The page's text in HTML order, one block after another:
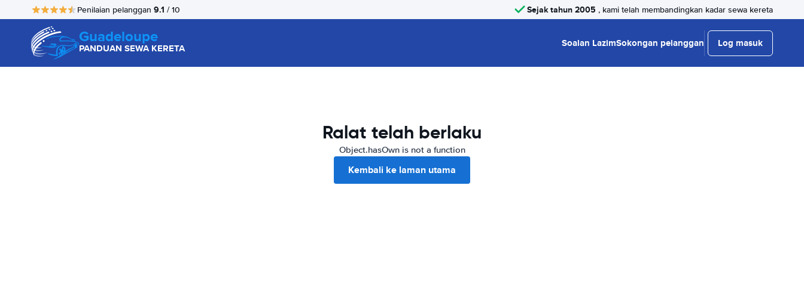
Penilaian pelanggan 9.1 / 10 Sejak tahun 2005 , kami telah membandingkan kadar sewa kereta
Guadeloupe
PANDUAN SEWA KERETA Soalan LazimSokongan pelanggan Log masuk
Ralat telah berlaku
Object.hasOwn is not a function
Kembali ke laman utama